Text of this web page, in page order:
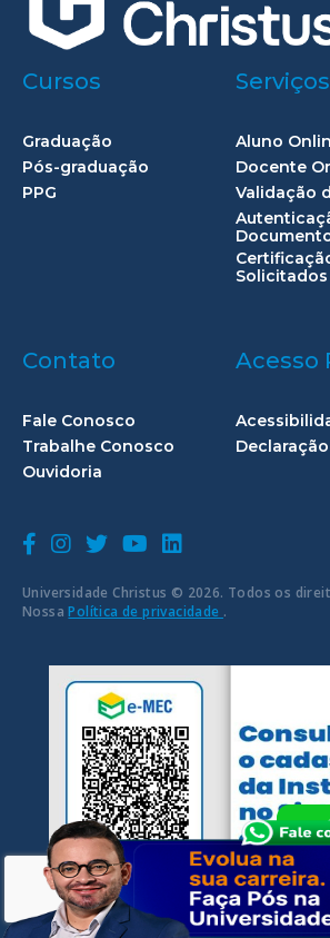
Universidade Christus © 2026. Todos os
NossaPolítica de privacidade .
Cursos
Graduação
Pós-graduação
PPG
Serviços
Aluno
Docente
Validação
Solicitados
Contato
Fale Conosco
Trabalhe Conosco
Ouvidoria
Acesso
Declaração